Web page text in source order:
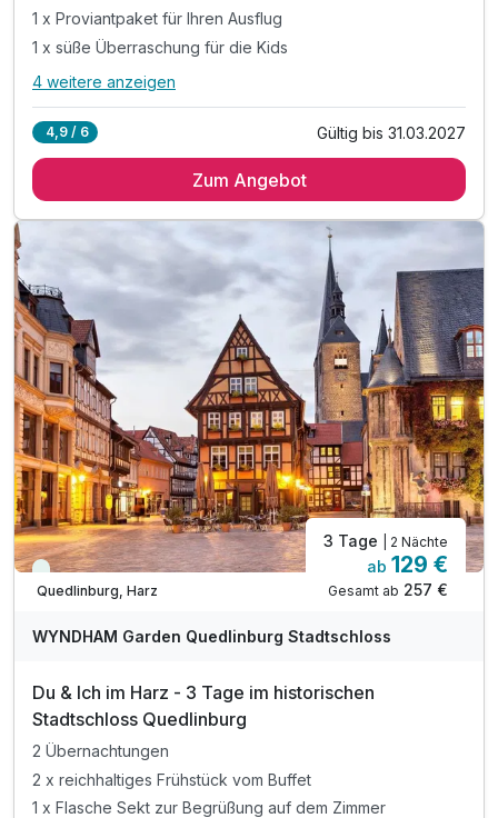
1 x Proviantpaket für Ihren Ausflug
1 x süße Überraschung für die Kids
Alle Inklusivleistungen
2 x reichhaltiges Frühstück vom Buffet
1 x süße Überraschung für die Kids
1 x Stadtplan zur Mitnahme an der Rezeption
inkl. Saunanutzung im Hotel
inkl. Nutzung des öffentl. Nahverkehrs
inkl. WLAN
4 weitere anzeigen
4,9 / 6 Gültig bis 31.03.2027
Zum Angebot
Viele Termine frei
Quedlinburg, Harz
3 Tage | 2 Nächte
ab 129 €
Gesamt ab 257 €
WYNDHAM Garden Quedlinburg Stadtschloss
Du & Ich im Harz - 3 Tage im historischen
Stadtschloss Quedlinburg
2 Übernachtungen
2 x reichhaltiges Frühstück vom Buffet
1 x Flasche Sekt zur Begrüßung auf dem Zimmer